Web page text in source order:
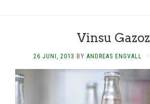
Vinsu Gazoz
26 JUNI, 2013 BY ANDREAS ENGVALL ·